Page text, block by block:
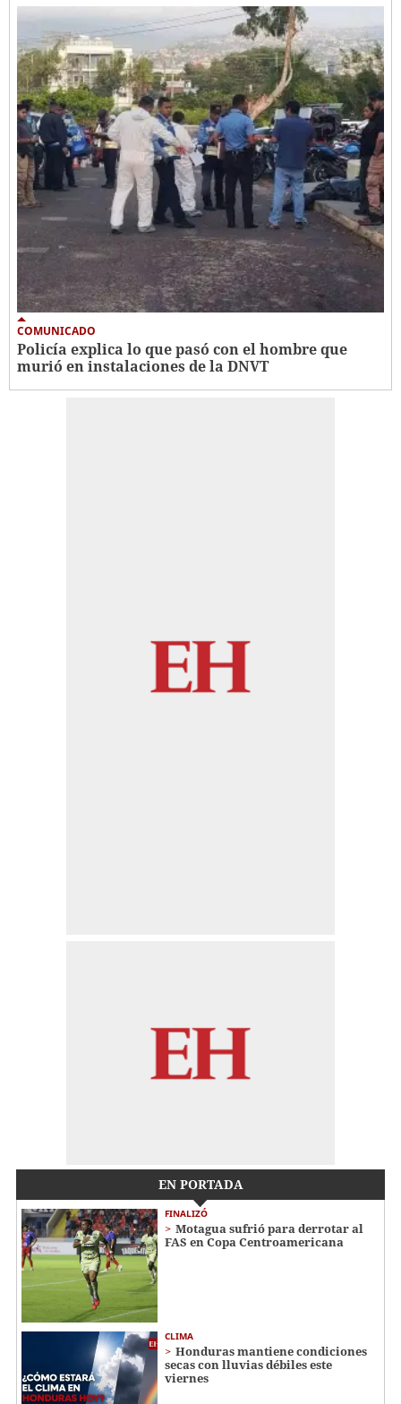
COMUNICADO
Policía explica lo que pasó con el hombre que
murió en instalaciones de la DNVT
EN PORTADA
FINALIZÓ
Motagua sufrió para derrotar al
FAS en Copa Centroamericana
CLIMA
Honduras mantiene condiciones
secas con lluvias débiles este
viernes